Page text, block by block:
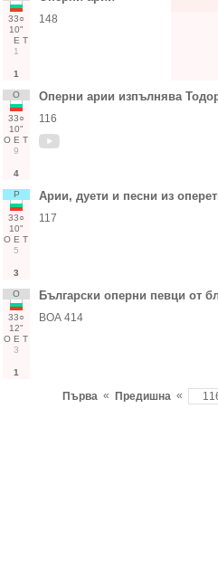
33○
10"
Е Т
1
1
148
О
33○
10"
О Е Т
9
4
Оперни арии изпълнява
116
Р
33○
10"
О Е Т
5
3
Арии, дуети и песни из
117
О
33○
12"
О Е Т
3
1
Български оперни певци от
ВОА 414
Първа « Предишна «